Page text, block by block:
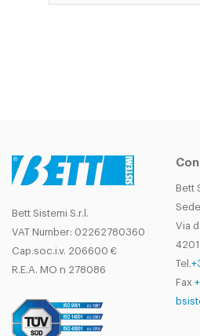
Bett Sistemi S.r.l.
VAT Number: 02262780360
Cap.soc.i.v. 206600 €
R.E.A. MO n 278086
Bett
Sede
Via
Tel.
Fax